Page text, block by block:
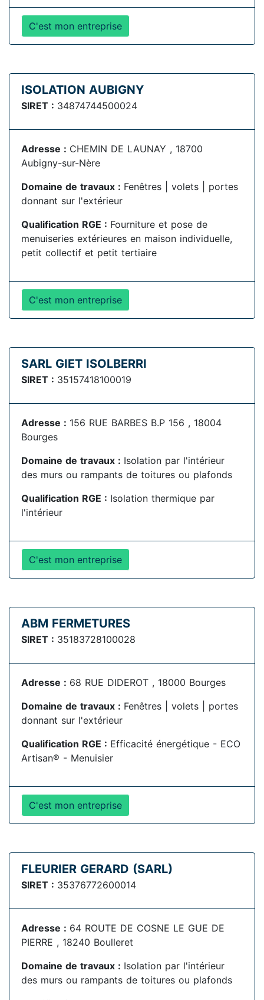
C'est mon entreprise
ISOLATION AUBIGNY
SIRET : 34874744500024
Adresse : CHEMIN DE LAUNAY , 18700
Aubigny-sur-Nère
Domaine de travaux : Fenêtres | volets | portes
donnant sur l'extérieur
Qualification RGE : Fourniture et pose de
menuiseries extérieures en maison individuelle,
petit collectif et petit tertiaire
C'est mon entreprise
SARL GIET ISOLBERRI
SIRET : 35157418100019
Adresse : 156 RUE BARBES B.P 156 , 18004
Bourges
Domaine de travaux : Isolation par l'intérieur
des murs ou rampants de toitures ou plafonds
Qualification RGE : Isolation thermique par
l'intérieur
C'est mon entreprise
ABM FERMETURES
SIRET : 35183728100028
Adresse : 68 RUE DIDEROT , 18000 Bourges
Domaine de travaux : Fenêtres | volets | portes
donnant sur l'extérieur
Qualification RGE : Efficacité énergétique - ECO
Artisan® - Menuisier
C'est mon entreprise
FLEURIER GERARD (SARL)
SIRET : 35376772600014
Adresse : 64 ROUTE DE COSNE LE GUE DE
PIERRE , 18240 Boulleret
Domaine de travaux : Isolation par l'intérieur
des murs ou rampants de toitures ou plafonds